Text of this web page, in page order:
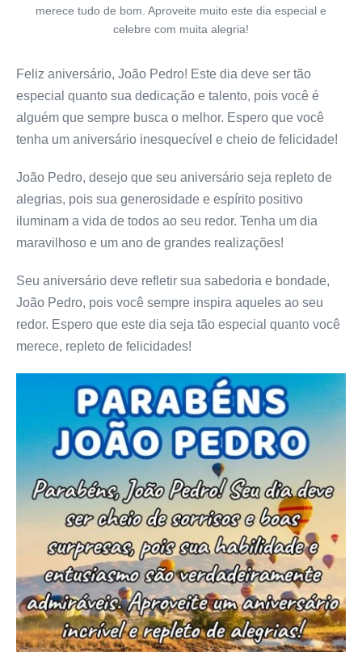
merece tudo de bom. Aproveite muito este dia especial e
celebre com muita alegria!
Feliz aniversário, João Pedro! Este dia deve ser tão
especial quanto sua dedicação e talento, pois você é
alguém que sempre busca o melhor. Espero que você
tenha um aniversário inesquecível e cheio de felicidade!
João Pedro, desejo que seu aniversário seja repleto de
alegrias, pois sua generosidade e espírito positivo
iluminam a vida de todos ao seu redor. Tenha um dia
maravilhoso e um ano de grandes realizações!
Seu aniversário deve refletir sua sabedoria e bondade,
João Pedro, pois você sempre inspira aqueles ao seu
redor. Espero que este dia seja tão especial quanto você
merece, repleto de felicidades!